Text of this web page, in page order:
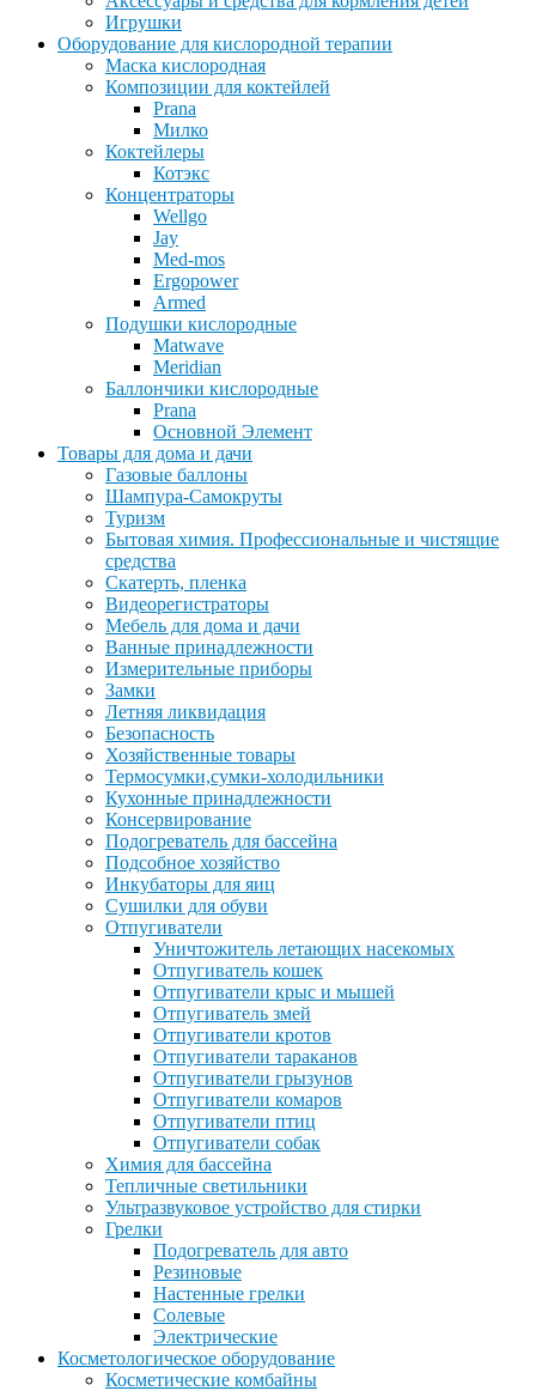
Игрушки
Оборудование для кислородной терапии
Маска кислородная
Композиции для коктейлей
Prana
Милко
Коктейлеры
Котэкс
Концентраторы
Wellgo
Jay
Med-mos
Ergopower
Armed
Подушки кислородные
Matwave
Meridian
Баллончики кислородные
Prana
Основной Элемент
Товары для дома и дачи
Газовые баллоны
Шампура-Самокруты
Туризм
Бытовая химия. Профессиональные и чистящие
средства
Скатерть, пленка
Видеорегистраторы
Мебель для дома и дачи
Ванные принадлежности
Измерительные приборы
Замки
Летняя ликвидация
Безопасность
Хозяйственные товары
Термосумки,сумки-холодильники
Кухонные принадлежности
Консервирование
Подогреватель для бассейна
Подсобное хозяйство
Инкубаторы для яиц
Сушилки для обуви
Отпугиватели
Уничтожитель летающих насекомых
Отпугиватель кошек
Отпугиватели крыс и мышей
Отпугиватель змей
Отпугиватели кротов
Отпугиватели тараканов
Отпугиватели грызунов
Отпугиватели комаров
Отпугиватели птиц
Отпугиватели собак
Химия для бассейна
Тепличные светильники
Ультразвуковое устройство для стирки
Грелки
Подогреватель для авто
Резиновые
Настенные грелки
Солевые
Электрические
Косметологическое оборудование
Косметические комбайны